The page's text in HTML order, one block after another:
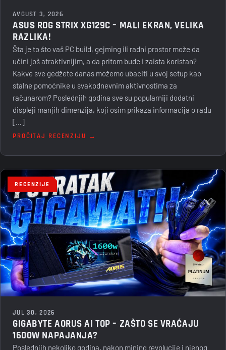
AVGUST 3, 2026
ASUS ROG STRIX XG129C – MALI EKRAN, VELIKA
RAZLIKA!
Šta je to što vaš PC build, gejming ili radni prostor može da
učini još atraktivnijim, a da pritom bude i zaista koristan?
Kakve sve gedžete danas možemo ubaciti u svoj setup kao
stalne pomoćnike u svakodnevnim aktivnostima za
računarom? Poslednjih godina sve su popularniji dodatni
displeji manjih dimenzija, koji osim prikaza informacija o radu
[…]
PROČITAJ RECENZIJU →
RECENZIJE
JUL 30, 2026
GIGABYTE AORUS AI TOP – ZAŠTO SE VRAĆAJU
1600W NAPAJANJA?
Poslednjih nekoliko godina, nakon mining revolucije i njenog